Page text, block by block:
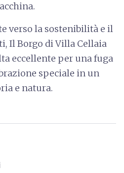
verso la sostenibilità e il
Il Borgo di Villa Cellaia
eccellente per una fuga
speciale in un
e natura​.